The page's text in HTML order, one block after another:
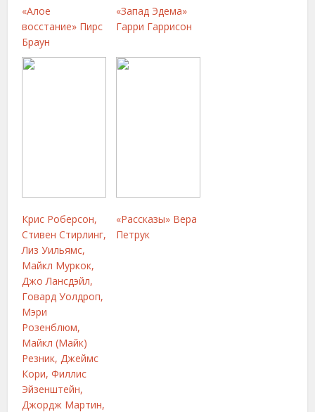
«Алое
восстание» Пирс
Браун
«Запад Эдема»
Гарри Гаррисон
Крис Роберсон,
Стивен Стирлинг,
Лиз Уильямс,
Майкл Муркок,
Джо Лансдэйл,
Говард Уолдроп,
Мэри
Розенблюм,
Майкл (Майк)
Резник, Джеймс
Кори, Филлис
Эйзенштейн,
Джордж Мартин,
«Рассказы» Вера
Петрук